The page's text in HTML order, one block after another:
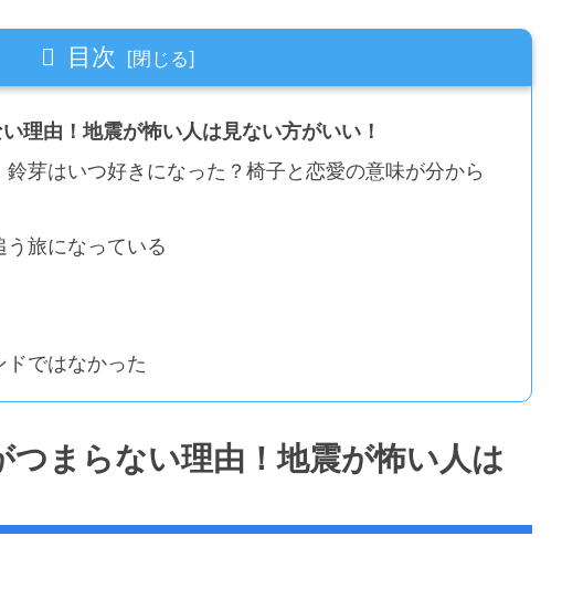
目次
理由！地震が怖い人は見ない方がいい！
芽はいつ好きになった？椅子と恋愛の意味が分から
旅になっている
ではなかった
まらない理由！地震が怖い人は